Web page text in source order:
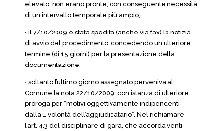
elevato, non erano pronte, con conseguente necessità
di un intervallo temporale più ampio;
• il 7/10/2009 è stata spedita (anche via fax) la notizia
di avvio del procedimento, concedendo un ulteriore
termine (di 15 giorni) per la presentazione della
documentazione;
• soltanto l’ultimo giorno assegnato perveniva al
Comune la nota 22/10/2009, con istanza di ulteriore
proroga per “motivi oggettivamente indipendenti
dalla … volontà dell’aggiudicatario”. Nel richiamare
l’art. 4.3 del disciplinare di gara, che accorda venti